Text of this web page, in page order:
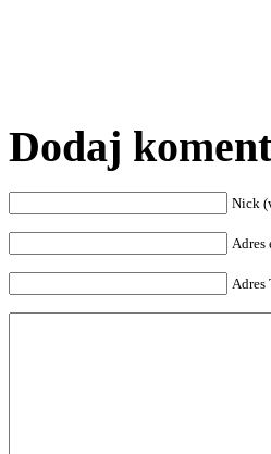
Dodaj
Nick
Adres
Adres